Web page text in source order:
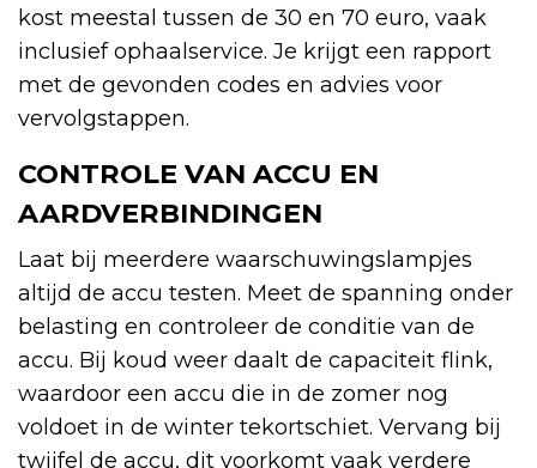
kost meestal tussen de 30 en 70 euro, vaak
inclusief ophaalservice. Je krijgt een rapport
met de gevonden codes en advies voor
vervolgstappen.
CONTROLE VAN ACCU EN
AARDVERBINDINGEN
Laat bij meerdere waarschuwingslampjes
altijd de accu testen. Meet de spanning onder
belasting en controleer de conditie van de
accu. Bij koud weer daalt de capaciteit flink,
waardoor een accu die in de zomer nog
voldoet in de winter tekortschiet. Vervang bij
twijfel de accu, dit voorkomt vaak verdere